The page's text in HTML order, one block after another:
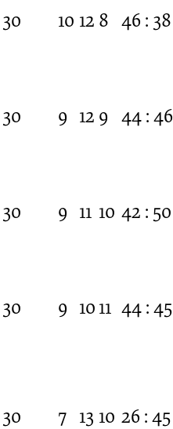
30
10 12 8 46 : 38
30
9 12 9 44 : 46
30
9 11 10 42 : 50
30
9 1011 44 : 45
30
7 13 10 26 : 45